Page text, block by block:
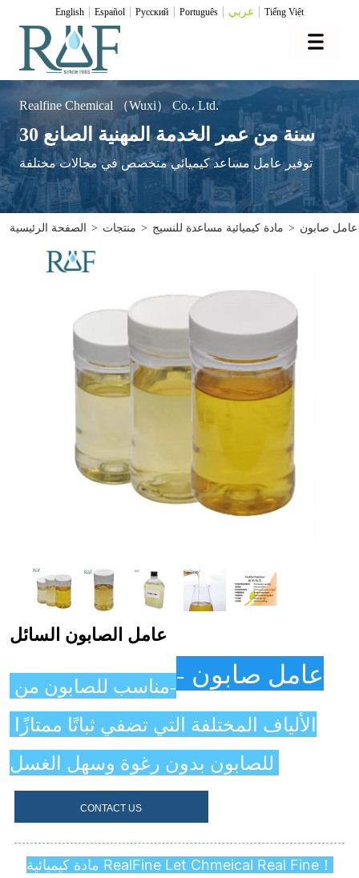
English Español Pусский Português عربي Tiếng Việt
Realfine Chemical （Wuxi） Co.، Ltd.
30 سنة من عمر الخدمة المهنية الصانع
توفير عامل مساعد كيميائي متخصص في مجالات مختلفة
الصفحة الرئيسية > منتجات > مادة كيميائية مساعدة للنسيج > عامل صابون
عامل الصابون السائل
CONTACT US